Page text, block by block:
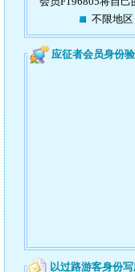
不限地区
应征者会员身份
以过路游客身份